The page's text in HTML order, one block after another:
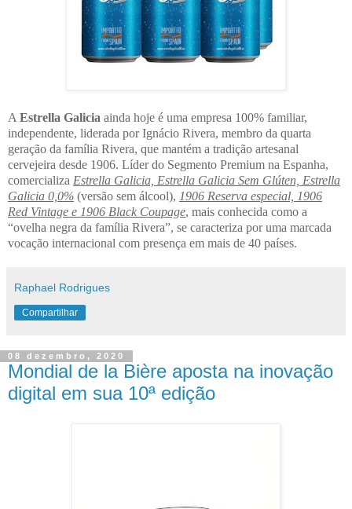
AEstrella Galicia ainda hoje é uma empresa 100% familiar,
independente, liderada por Ignácio Rivera, membro da quarta
geração da família Rivera, que mantém a tradição artesanal
cervejeira desde 1906. Líder do Segmento Premium na Espanha,
comercializa Estrella Galicia, Estrella Galicia Sem Glúten, Estrella
Galicia 0,0% (versão sem álcool), 1906 Reserva especial, 1906
Red Vintage e 1906 Black Coupage, mais conhecida como a
“ovelha negra da família Rivera”, se caracteriza por uma marcada
vocação internacional com presença em mais de 40 países.
Raphael Rodrigues
Compartilhar
08 dezembro, 2020
Mondial de la Bière aposta na inovação
digital em sua 10ª edição